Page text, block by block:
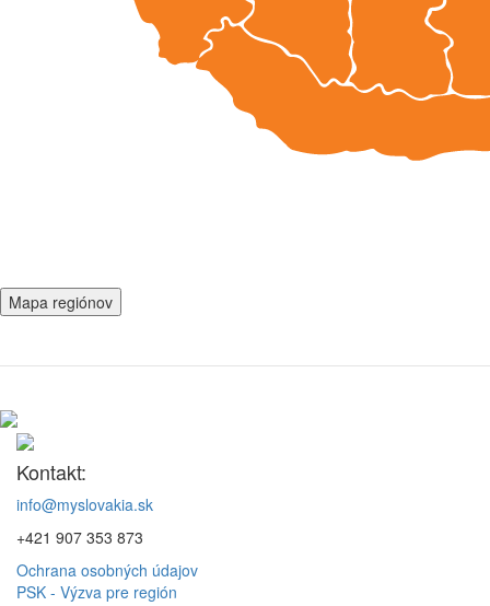
Mapa regiónov
Kontakt:
info@myslovakia.sk
+421 907 353 873
Ochrana osobných údajov
PSK - Výzva pre región